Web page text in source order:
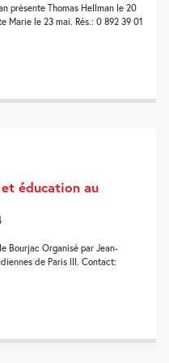
présente Thomas Hellman le 20
Marie le 23 mai. Rés.: 0 892 39 01
éducation au
Bourjac Organisé par Jean-
de Paris III. Contact: